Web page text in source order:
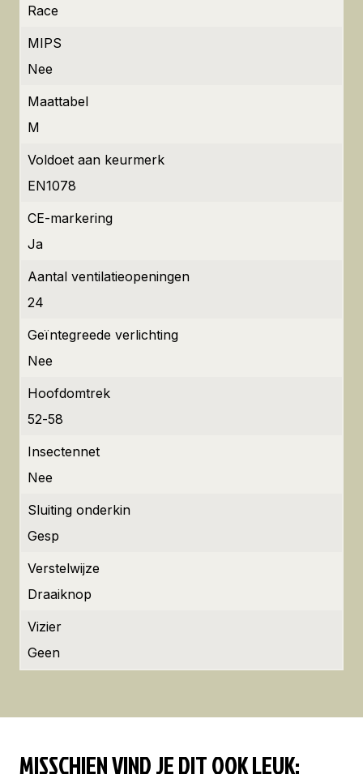
Race
MIPS
Nee
Maattabel
M
Voldoet aan keurmerk
EN1078
CE-markering
Ja
Aantal ventilatieopeningen
24
Geïntegreede verlichting
Nee
Hoofdomtrek
52-58
Insectennet
Nee
Sluiting onderkin
Gesp
Verstelwijze
Draaiknop
Vizier
Geen
MISSCHIEN VIND JE DIT OOK LEUK: